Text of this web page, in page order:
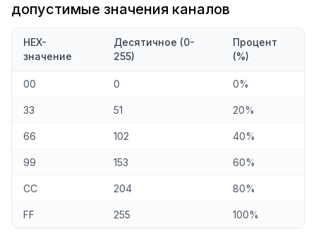
допустимые значения каналов
HEX-
значение
Десятичное (0-
255)
Процент
(%)
00 0 0%
33 51 20%
66 102 40%
99 153 60%
CC 204 80%
FF 255 100%